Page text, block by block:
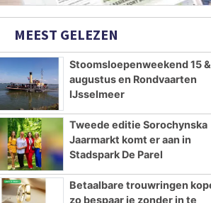
MEEST GELEZEN
Stoomsloepenweekend 15
augustus en Rondvaarten
IJsselmeer
Tweede editie Sorochynska
Jaarmarkt komt er aan in
Stadspark De Parel
Betaalbare trouwringen
zo bespaar je zonder in te